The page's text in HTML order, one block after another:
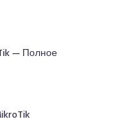
— Полное